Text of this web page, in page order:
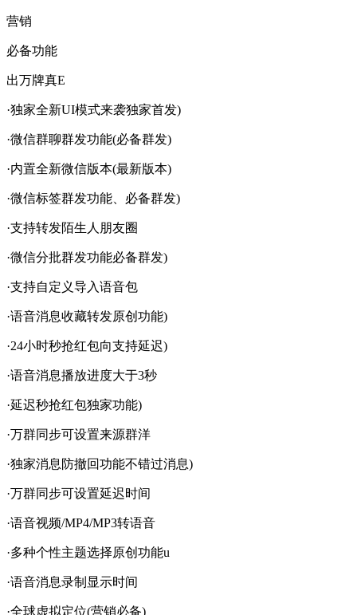
营销
必备功能
出万牌真E
·独家全新UI模式来袭独家首发)
·微信群聊群发功能(必备群发)
·内置全新微信版本(最新版本)
·微信标签群发功能、必备群发)
·支持转发陌生人朋友圈
·微信分批群发功能必备群发)
·支持自定义导入语音包
·语音消息收藏转发原创功能)
·24小时秒抢红包向支持延迟)
·语音消息播放进度大于3秒
·延迟秒抢红包独家功能)
·万群同步可设置来源群洋
·独家消息防撤回功能不错过消息)
·万群同步可设置延迟时间
·语音视频/MP4/MP3转语音
·多种个性主题选择原创功能u
·语音消息录制显示时间
·全球虚拟定位(营销必备)